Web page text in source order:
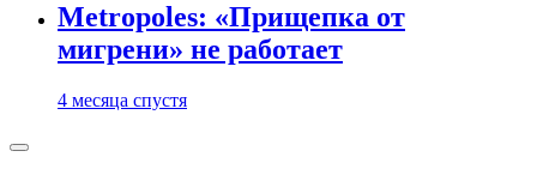
Metropoles: «Прищепка от
мигрени» не работает
4 месяца спустя